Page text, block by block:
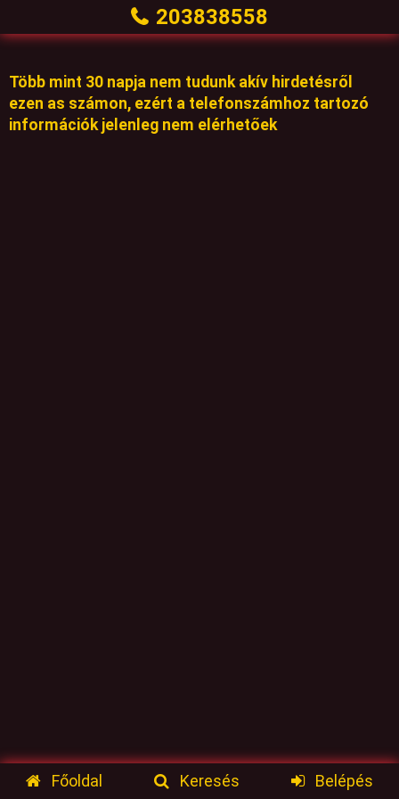
203838558
Főoldal Keresés Belépés
Több mint 30 napja nem tudunk akív hirdetésről
ezen as számon, ezért a telefonszámhoz tartozó
információk jelenleg nem elérhetőek